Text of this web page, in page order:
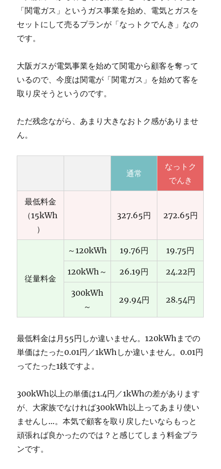
「関電ガス」というガス事業を始め、電気とガスを
セットにして売るプランが「なっトクでんき」なの
です。
大阪ガスが電気事業を始めて関電から顧客を奪って
いるので、今度は関電が「関電ガス」を始めて客を
取り戻そうというのです。
ただ残念ながら、あまり大きなおトク感がありませ
ん。
通常
なっトク
でんき
最低料金
（15kWh
）
327.65円 272.65円
従量料金
～120kWh 19.76円 19.75円
120kWh～ 26.19円 24.22円
300kWh
～
29.94円 28.54円
最低料金は月55円しか違いません。120kWhまでの
単価はたった0.01円／1kWhしか違いません。0.01円
ってたった1銭ですよ。
300kWh以上の単価は1.4円／1kWhの差があります
が、大家族でなければ300kWh以上ってあまり使い
ませんし…。本気で顧客を取り戻したいならもっと
頑張れば良かったのでは？と感じてしまう料金プラ
ンです。